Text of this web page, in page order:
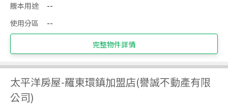
謄本用途
--
使用分區
--
完整物件詳情
太平洋房屋-羅東環鎮加盟店(譽誠不動產有限
公司)